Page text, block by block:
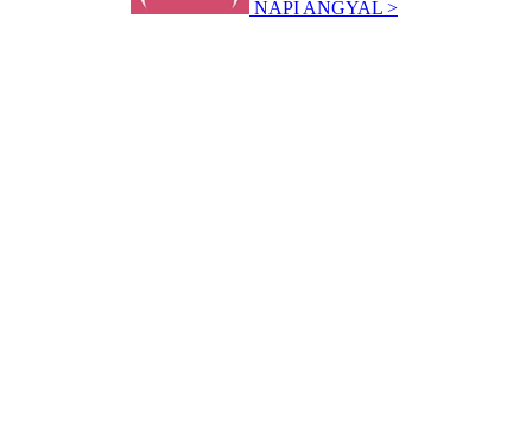
NAPI ANGYAL >